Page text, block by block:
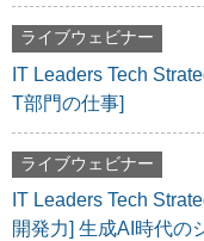
ライブウェビナー
IT Leaders Tech
T部門の仕事]
ライブウェビナー
IT Leaders Tech
開発力] 生成AI時代の